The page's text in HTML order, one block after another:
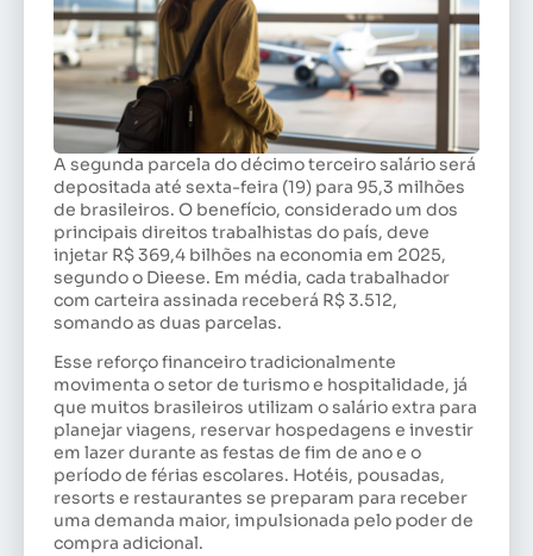
A segunda parcela do décimo terceiro salário será
depositada até sexta-feira (19) para 95,3 milhões
de brasileiros. O benefício, considerado um dos
principais direitos trabalhistas do país, deve
injetar R$ 369,4 bilhões na economia em 2025,
segundo o Dieese. Em média, cada trabalhador
com carteira assinada receberá R$ 3.512,
somando as duas parcelas.
Esse reforço financeiro tradicionalmente
movimenta o setor de turismo e hospitalidade, já
que muitos brasileiros utilizam o salário extra para
planejar viagens, reservar hospedagens e investir
em lazer durante as festas de fim de ano e o
período de férias escolares. Hotéis, pousadas,
resorts e restaurantes se preparam para receber
uma demanda maior, impulsionada pelo poder de
compra adicional.